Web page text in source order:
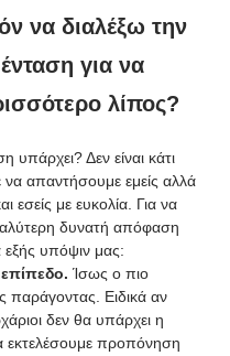
να διαλέξω την
για να
λίπος?
υπάρχει? Δεν είναι κάτι
απαντήσουμε εμείς αλλά
εσείς με ευκολία. Για να
δυνατή απόφαση
υπόψιν μας:
Ίσως ο πιο
παράγοντας. Ειδικά αν
δεν θα υπάρχει η
εκτελέσουμε προπόνηση